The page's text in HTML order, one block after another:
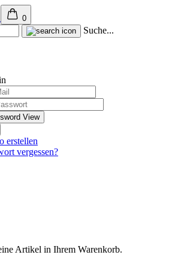
0
Suche...
View
erstellen
vergessen?
Artikel in Ihrem Warenkorb.